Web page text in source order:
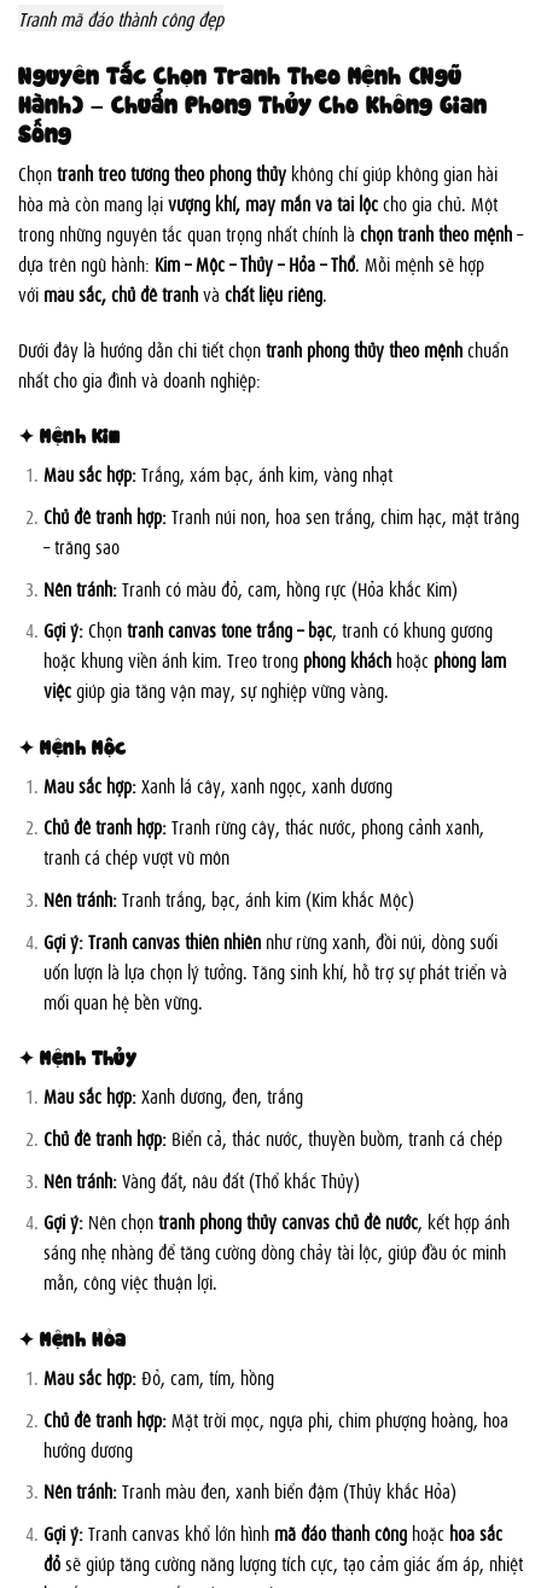
Tranh mã đáo thành công đẹp
Nguyên Tắc Chọn Tranh Theo Mệnh (Ngũ
Hành) – Chuẩn Phong Thủy Cho Không Gian
Sống
Chọntranh treo tường theo phong thủy không chỉ giúp không gian hài
hòa mà còn mang lạivượng khí, may mắn và tài lộccho gia chủ. Một
trong những nguyên tắc quan trọng nhất chính là chọn tranh theo mệnh–
dựa trên ngũ hành: Kim – Mộc – Thủy – Hỏa – Thổ. Mỗi mệnh sẽ hợp
với màu sắc, chủ đề tranhvà chất liệu riêng.
Dưới đây là hướng dẫn chi tiết chọntranh phong thủy theo mệnhchuẩn
nhất cho gia đình và doanh nghiệp:
✦ Mệnh Kim
Màu sắc hợp:Trắng, xám bạc, ánh kim, vàng nhạt
Chủ đề tranh hợp:Tranh núi non, hoa sen trắng, chim hạc, mặt trăng
– trăng sao
Nên tránh:Tranh có màu đỏ, cam, hồng rực (Hỏa khắc Kim)
Gợi ý:Chọntranh canvas tone trắng – bạc, tranh có khung gương
hoặc khung viền ánh kim. Treo trong phòng kháchhoặc phòng làm
việcgiúp gia tăng vận may, sự nghiệp vững vàng.
✦ Mệnh Mộc
Màu sắc hợp:Xanh lá cây, xanh ngọc, xanh dương
Chủ đề tranh hợp:Tranh rừng cây, thác nước, phong cảnh xanh,
tranh cá chép vượt vũ môn
Nên tránh:Tranh trắng, bạc, ánh kim (Kim khắc Mộc)
Gợi ý:Tranh canvas thiên nhiênnhư rừng xanh, đồi núi, dòng suối
uốn lượn là lựa chọn lý tưởng. Tăng sinh khí, hỗ trợ sự phát triển và
mối quan hệ bền vững.
✦ Mệnh Thủy
Màu sắc hợp:Xanh dương, đen, trắng
Chủ đề tranh hợp:Biển cả, thác nước, thuyền buồm, tranh cá chép
Nên tránh:Vàng đất, nâu đất (Thổ khắc Thủy)
Gợi ý:Nên chọntranh phong thủy canvas chủ đề nước, kết hợp ánh
sáng nhẹ nhàng để tăng cường dòng chảy tài lộc, giúp đầu óc minh
mẫn, công việc thuận lợi.
✦ Mệnh Hỏa
Màu sắc hợp:Đỏ, cam, tím, hồng
Chủ đề tranh hợp:Mặt trời mọc, ngựa phi, chim phượng hoàng, hoa
hướng dương
Nên tránh:Tranh màu đen, xanh biển đậm (Thủy khắc Hỏa)
Gợi ý:Tranh canvas khổ lớn hình mã đáo thành cônghoặc hoa sắc
đỏsẽ giúp tăng cường năng lượng tích cực, tạo cảm giác ấm áp, nhiệt